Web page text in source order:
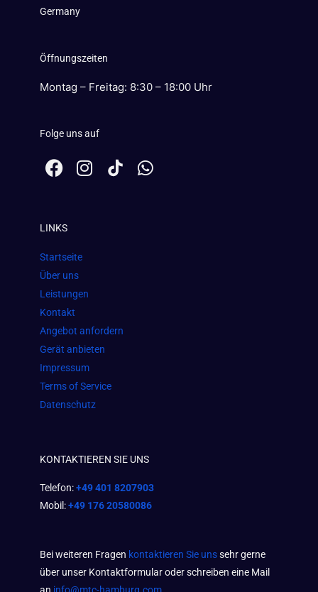
Germany
Öffnungszeiten
Montag – Freitag: 8:30 – 18:00 Uhr
Folge uns auf
F
a
b
o
o
k
I
n
m
W
h
LINKS
Startseite
Über uns
Leistungen
Kontakt
Angebot anfordern
Gerät anbieten
Impressum
Terms of Service
Datenschutz
KONTAKTIEREN SIE UNS
Telefon:+49 401 8207903
Mobil:+49 176 20580086
Bei weiteren Fragen kontaktieren Sie unssehr gerne
über unser Kontaktformular oder schreiben eine Mail